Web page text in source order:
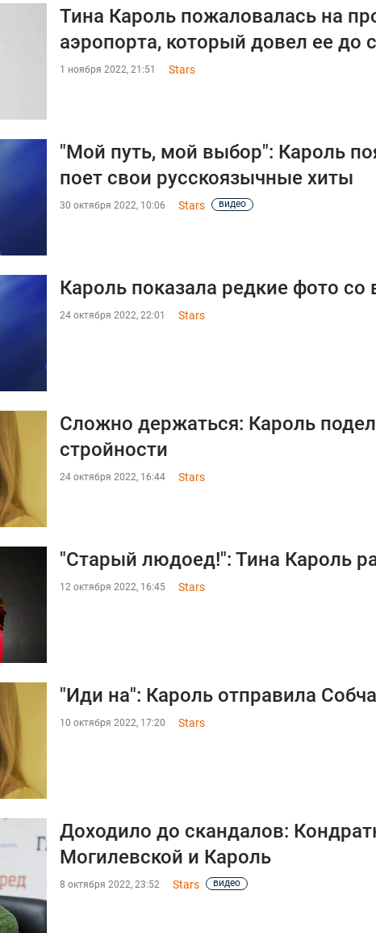
Тина Кароль пожаловалась на
аэропорта, который довел ее до
1 ноября 2022, 21:51 Stars
"Мой путь, мой выбор": Кароль
поет свои русскоязычные хиты
30 октября 2022, 10:06 Stars видео
Кароль показала редкие фото
24 октября 2022, 22:01 Stars
Сложно держаться: Кароль
стройности
24 октября 2022, 16:44 Stars
"Старый людоед!": Тина Кароль
12 октября 2022, 16:45 Stars
"Иди на": Кароль отправила
10 октября 2022, 17:20 Stars
Доходило до скандалов:
Могилевской и Кароль
8 октября 2022, 23:52 Stars видео